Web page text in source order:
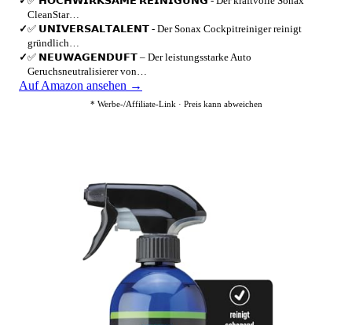
CleanStar…
✓✅ 𝗨𝗡𝗜𝗩𝗘𝗥𝗦𝗔𝗟𝗧𝗔𝗟𝗘𝗡𝗧 - Der Sonax Cockpitreiniger reinigt
gründlich…
✓✅ 𝗡𝗘𝗨𝗪𝗔𝗚𝗘𝗡𝗗𝗨𝗙𝗧 – Der leistungsstarke Auto
Geruchsneutralisierer von…
Auf Amazon ansehen →
* Werbe-/Affiliate-Link · Preis kann abweichen